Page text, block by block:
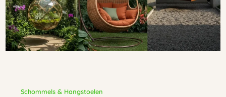
Schommels & Hangstoelen